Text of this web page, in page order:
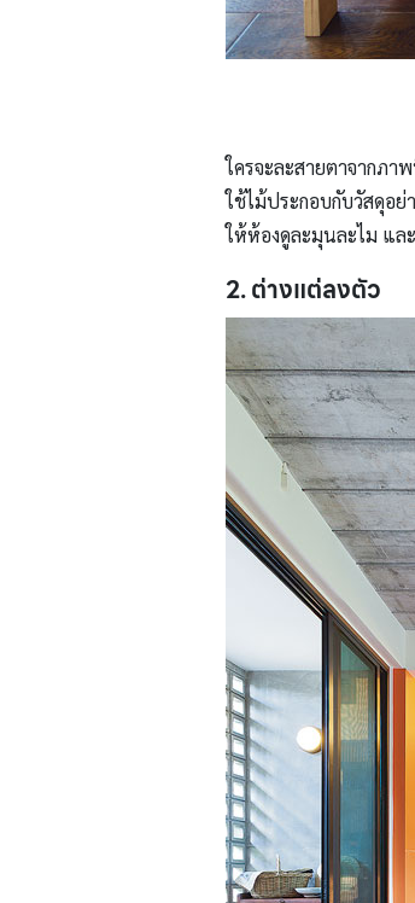
ใครจะละสายตาจากภา
ใช้ไม้ประกอบกับวัสดุอ
ให้ห้องดูละมุนละไม แล
2. ต่างแต่ลงตัว